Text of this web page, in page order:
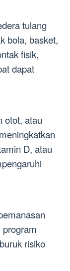
tulang
bola, basket,
fisik,
dapat
otot, atau
D, atau
risiko